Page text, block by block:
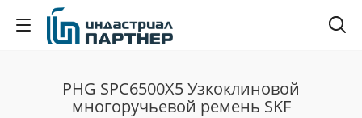
PHG SPC6500X5 Узкоклиновой
многоручьевой ремень SKF